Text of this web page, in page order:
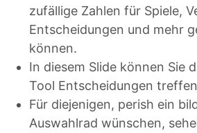
zufällige Zahlen für Spiele,
Entscheidungen und mehr
können.
In diesem Slide können Sie
Tool Entscheidungen
Für diejenigen, perish ein
Auswahlrad wünschen,